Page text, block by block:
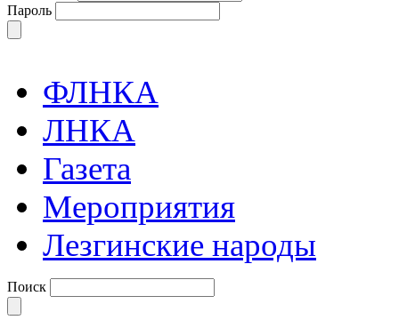
Пароль
ФЛНКА
ЛНКА
Газета
Мероприятия
Лезгинские народы
Поиск